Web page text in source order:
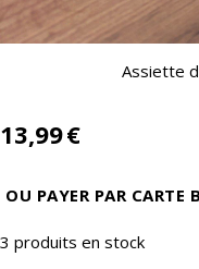
Assiette
13,99€
OU PAYER PAR CARTE
3 produits en stock